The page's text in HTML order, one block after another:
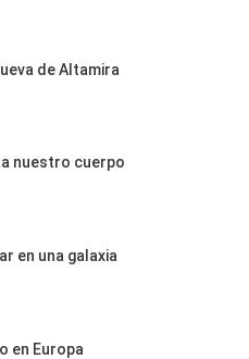
de Altamira
nuestro cuerpo
en una galaxia
en Europa